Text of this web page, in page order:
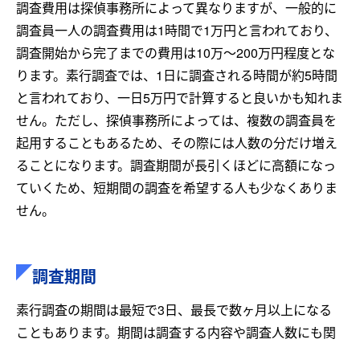
調査費用は探偵事務所によって異なりますが、一般的に
調査員一人の調査費用は1時間で1万円と言われており、
調査開始から完了までの費用は10万〜200万円程度とな
ります。素行調査では、1日に調査される時間が約5時間
と言われており、一日5万円で計算すると良いかも知れま
せん。ただし、探偵事務所によっては、複数の調査員を
起用することもあるため、その際には人数の分だけ増え
ることになります。調査期間が長引くほどに高額になっ
ていくため、短期間の調査を希望する人も少なくありま
せん。
調査期間
素行調査の期間は最短で3日、最長で数ヶ月以上になる
こともあります。期間は調査する内容や調査人数にも関